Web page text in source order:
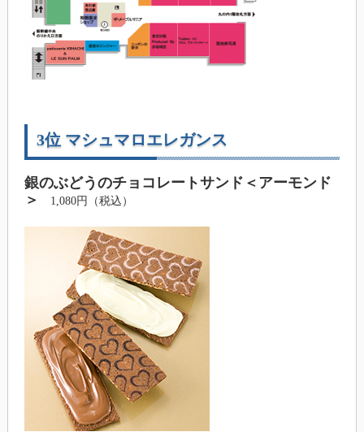
3位 マシュマロエレガンス
銀のぶどうのチョコレートサンド＜アーモンド
＞
1,080円（税込）